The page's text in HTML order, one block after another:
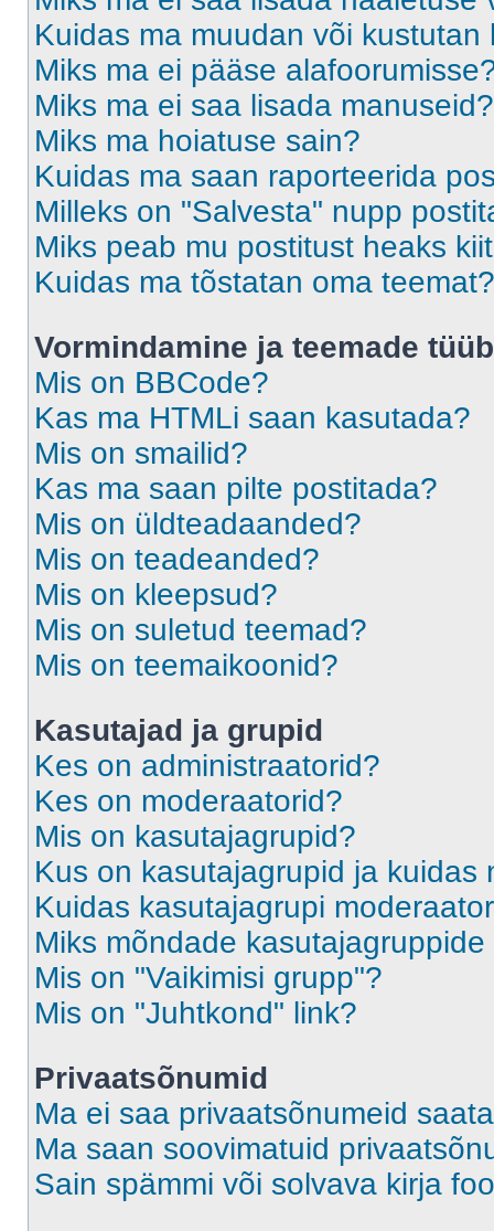
Kuidas ma muudan või kustutan
Miks ma ei pääse
Miks ma ei saa lisada manuseid?
Miks ma hoiatuse sain?
Kuidas ma saan raporteerida
Milleks on "Salvesta" nupp
Miks peab mu postitust heaks
Kuidas ma tõstatan oma teemat?
Vormindamine ja teemade
Mis on BBCode?
Kas ma HTMLi saan kasutada?
Mis on smailid?
Kas ma saan pilte postitada?
Mis on üldteadaanded?
Mis on teadeanded?
Mis on kleepsud?
Mis on suletud teemad?
Mis on teemaikoonid?
Kasutajad ja grupid
Kes on administraatorid?
Kes on moderaatorid?
Mis on kasutajagrupid?
Kus on kasutajagrupid ja kuidas
Kuidas kasutajagrupi
Miks mõndade
Mis on "Vaikimisi grupp"?
Mis on "Juhtkond" link?
Privaatsõnumid
Ma ei saa privaatsõnumeid
Ma saan soovimatuid
Sain spämmi või solvava kirja